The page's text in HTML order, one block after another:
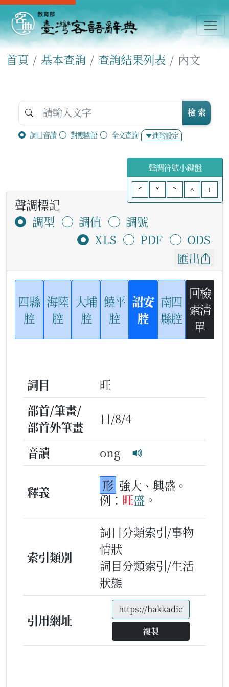
首頁 基本查詢 查詢結果列表 內文
詞目音讀 對應國語 全文查詢 進階設定
檢 索
聲調符號小鍵盤
ˊ
ˇ ˋ ^ +
聲調標記
調型
調值
調號
XLS
PDF
ODS
匯出
四縣
腔
海陸
腔
大埔
腔
饒平
腔
詔安
腔
南四
縣腔
回檢
索清
單
詞目
旺
部首/筆畫/
部首外筆畫
日/8/4
音讀 ong
釋義 形 強大、興盛。
例： 旺盛 。
索引類別
詞目分類索引/事物
情狀
詞目分類索引/生活
狀態
引用網址
複製